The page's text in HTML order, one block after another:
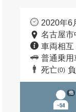
2020年6
名古屋市
車両相互
普通乗用
死亡(0)
他